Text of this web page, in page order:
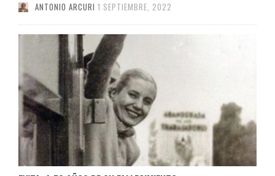
ANTONIO ARCURI 1 SEPTIEMBRE, 2022